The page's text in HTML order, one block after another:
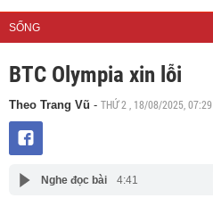
SỐNG
BTC Olympia xin lỗi
Theo Trang Vũ - THỨ 2 , 18/08/2025, 07:29
Nghe đọc bài 4:41